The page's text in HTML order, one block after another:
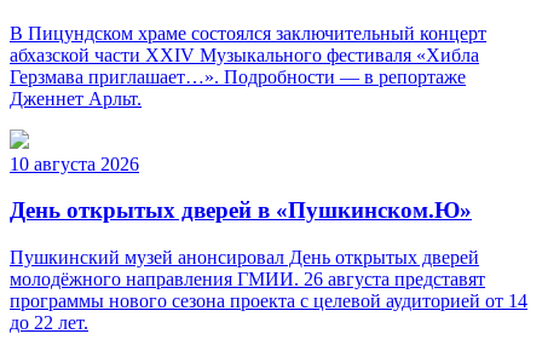
В Пицундском храме состоялся заключительный концерт
абхазской части XXIV Музыкального фестиваля «Хибла
Герзмава приглашает…». Подробности — в репортаже
Дженнет Арльт.
10 августа 2026
День открытых дверей в «Пушкинском.Ю»
Пушкинский музей анонсировал День открытых дверей
молодёжного направления ГМИИ. 26 августа представят
программы нового сезона проекта с целевой аудиторией от 14
до 22 лет.